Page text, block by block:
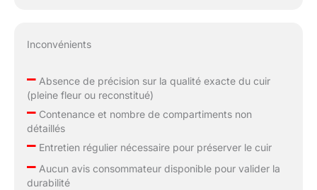
Inconvénients
–Absence de précision sur la qualité exacte du cuir
(pleine fleur ou reconstitué)
–Contenance et nombre de compartiments non
détaillés
–Entretien régulier nécessaire pour préserver le cuir
–Aucun avis consommateur disponible pour valider la
durabilité